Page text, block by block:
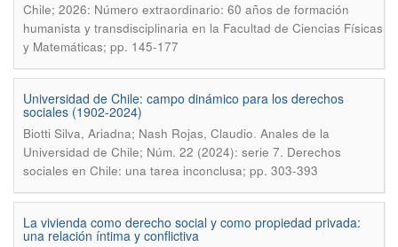
Chile; 2026: Número extraordinario: 60 años de formación
humanista y transdisciplinaria en la Facultad de Ciencias Físicas
y Matemáticas; pp. 145-177
Universidad de Chile: campo dinámico para los derechos
sociales (1902-2024)
Biotti Silva, Ariadna; Nash Rojas, Claudio. Anales de la
Universidad de Chile; Núm. 22 (2024): serie 7. Derechos
sociales en Chile: una tarea inconclusa; pp. 303-393
La vivienda como derecho social y como propiedad privada:
una relación íntima y conflictiva